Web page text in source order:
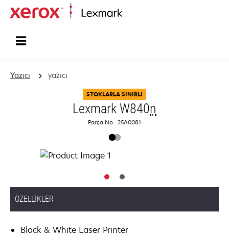
Yazıcı yazıcı
STOKLARLA SINIRLI
Lexmark W840n
Parça No.: 25A0081
ÖZELLIKLER
Black & White Laser Printer